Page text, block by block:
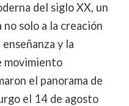
del siglo XX, un
solo a la creación
y la
movimiento
el panorama de
el 14 de agosto